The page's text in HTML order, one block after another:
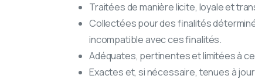
Traitées de manière licite, loyale et
Collectées pour des finalités
incompatible avec ces finalités.
Adéquates, pertinentes et limitées à
Exactes et, si nécessaire, tenues à